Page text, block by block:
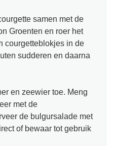
samen met de
Groenten en roer het
courgetteblokjes in de
sudderen en daarna
en zeewier toe. Meng
met de
de bulgursalade met
of bewaar tot gebruik